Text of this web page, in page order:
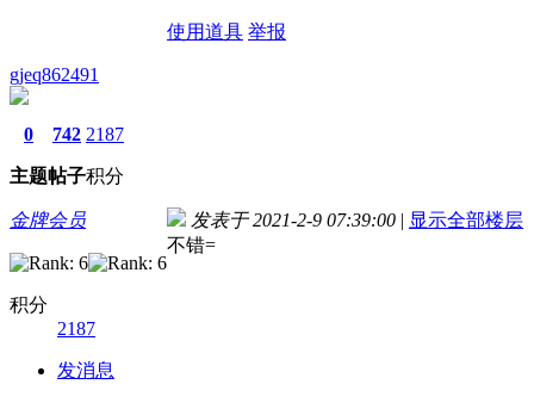
使用道具 举报
gjeq862491
0
主题
742
帖子
2187
积分
金牌会员
积分
2187
发消息
发表于 2021-2-9 07:39:00 | 显示全部楼层
不错=